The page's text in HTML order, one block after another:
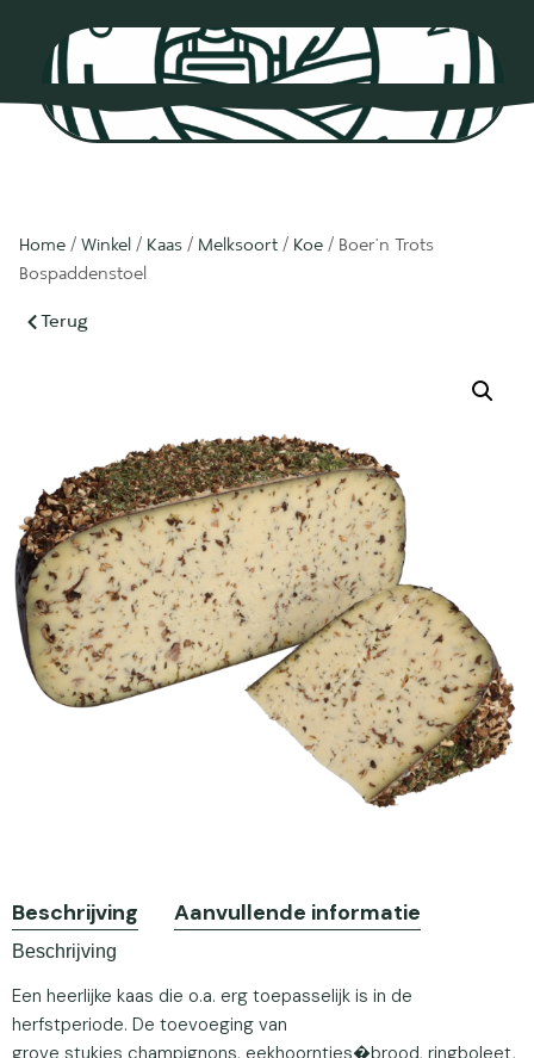
0
Home / Winkel / Kaas / Melksoort / Koe / Boer’n Trots
Bospaddenstoel
Terug
Beschrijving Aanvullende informatie
Beschrijving
Een heerlijke kaas die o.a. erg toepasselijk is in de
herfstperiode. De toevoeging van
grove stukjes champignons, eekhoorntjes�brood, ringboleet,